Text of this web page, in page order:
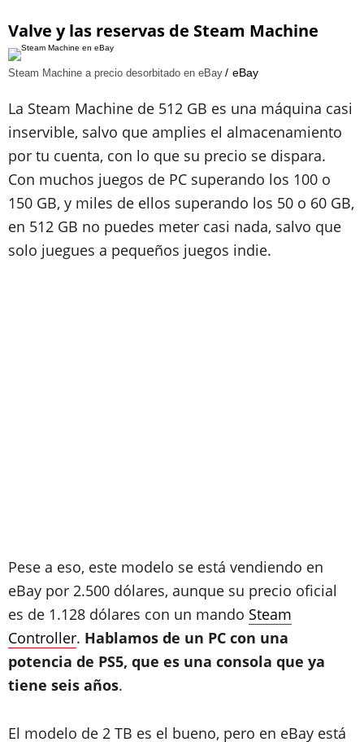
Valve y las reservas de Steam Machine
Steam Machine a precio desorbitado en eBay eBay
La Steam Machine de 512 GB es una máquina casi
inservible, salvo que amplies el almacenamiento
por tu cuenta, con lo que su precio se dispara.
Con muchos juegos de PC superando los 100 o
150 GB, y miles de ellos superando los 50 o 60 GB,
en 512 GB no puedes meter casi nada, salvo que
solo juegues a pequeños juegos indie.
Pese a eso, este modelo se está vendiendo en
eBay por 2.500 dólares, aunque su precio oficial
es de 1.128 dólares con un mando Steam
Controller. Hablamos de un PC con una
potencia de PS5, que es una consola que ya
tiene seis años.
El modelo de 2 TB es el bueno, pero en eBay está